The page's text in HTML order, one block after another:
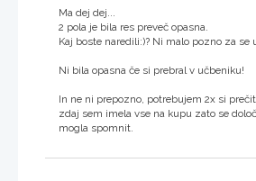
Ma dej dej...
2 pola je bila res preveč opasna.
Kaj boste naredili:)? Ni malo pozno za se
Ni bila opasna če si prebral v učbeniku!
In ne ni prepozno, potrebujem 2x si
zdaj sem imela vse na kupu zato se
mogla spomnit.